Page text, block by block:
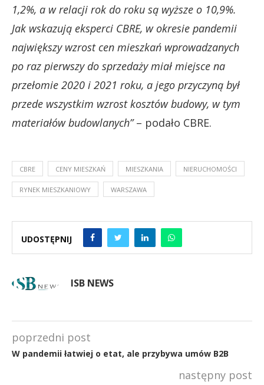
1,2%, a w relacji rok do roku są wyższe o 10,9%.
Jak wskazują eksperci CBRE, w okresie pandemii
największy wzrost cen mieszkań wprowadzanych
po raz pierwszy do sprzedaży miał miejsce na
przełomie 2020 i 2021 roku, a jego przyczyną był
przede wszystkim wzrost kosztów budowy, w tym
materiałów budowlanych”– podało CBRE.
CBRE CENY MIESZKAŃ MIESZKANIA NIERUCHOMOŚCI
RYNEK MIESZKANIOWY WARSZAWA
UDOSTĘPNIJ
ISB NEWS
poprzedni post
W pandemii łatwiej o etat, ale przybywa umów B2B
następny post